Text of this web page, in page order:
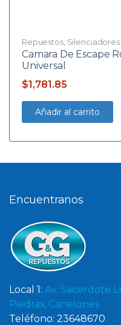
Repuestos, Silenciadores
Camara De Escape
Universal
$1,781.85
Añadir al carrito
Encuentranos
Local 1: Av. Sacerdote
Piedras, Canelones
Teléfono: 23648670